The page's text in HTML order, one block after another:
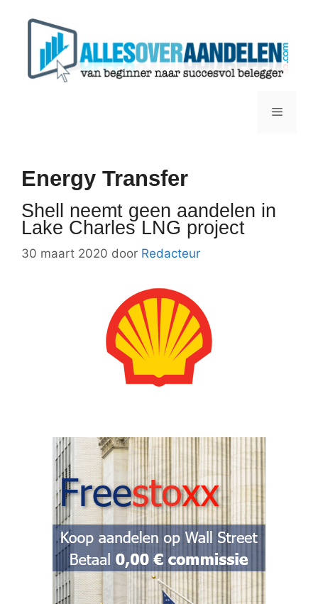
Menu
Energy Transfer
Shell neemt geen aandelen in
Lake Charles LNG project
30 maart 2020 door Redacteur